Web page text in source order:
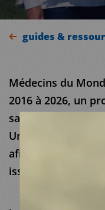
MDM
SUR LE
ACTUALITÉS
NOUS
guides &
Médecins du
2016 à 2026, un
santé en zone
Une démarche de
afin de partager
issus de cette